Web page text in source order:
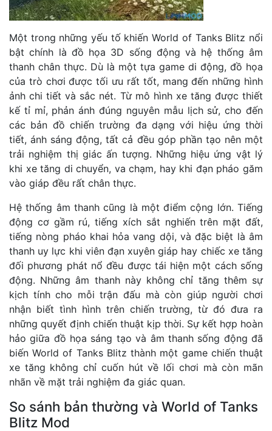
Một trong những yếu tố khiến World of Tanks Blitz nổi
bật chính là đồ họa 3D sống động và hệ thống âm
thanh chân thực. Dù là một tựa game di động, đồ họa
của trò chơi được tối ưu rất tốt, mang đến những hình
ảnh chi tiết và sắc nét. Từ mô hình xe tăng được thiết
kế tỉ mỉ, phản ánh đúng nguyên mẫu lịch sử, cho đến
các bản đồ chiến trường đa dạng với hiệu ứng thời
tiết, ánh sáng động, tất cả đều góp phần tạo nên một
trải nghiệm thị giác ấn tượng. Những hiệu ứng vật lý
khi xe tăng di chuyển, va chạm, hay khi đạn pháo găm
vào giáp đều rất chân thực.
Hệ thống âm thanh cũng là một điểm cộng lớn. Tiếng
động cơ gầm rú, tiếng xích sắt nghiến trên mặt đất,
tiếng nòng pháo khai hỏa vang dội, và đặc biệt là âm
thanh uy lực khi viên đạn xuyên giáp hay chiếc xe tăng
đối phương phát nổ đều được tái hiện một cách sống
động. Những âm thanh này không chỉ tăng thêm sự
kịch tính cho mỗi trận đấu mà còn giúp người chơi
nhận biết tình hình trên chiến trường, từ đó đưa ra
những quyết định chiến thuật kịp thời. Sự kết hợp hoàn
hảo giữa đồ họa sáng tạo và âm thanh sống động đã
biến World of Tanks Blitz thành một game chiến thuật
xe tăng không chỉ cuốn hút về lối chơi mà còn mãn
nhãn về mặt trải nghiệm đa giác quan.
So sánh bản thường và World of Tanks
Blitz Mod